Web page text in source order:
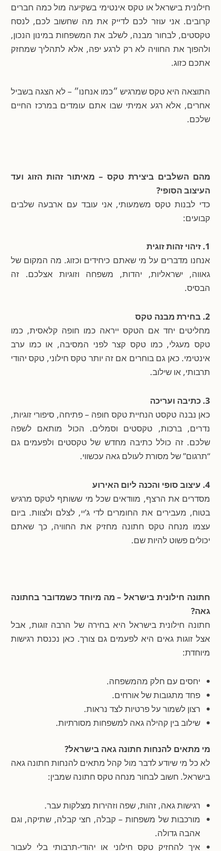
חילונית בישראל או טקס אינטימי בשקיעה מול כמה חברים
קרובים. אני עוזר לכם לדייק את מה שחשוב לכם, לנסח
טקסטים, לבחור מבנה, לשלב את המשפחות במינון הנכון,
ולהפוך את החוויה לא רק לרגע יפה, אלא לתהליך שמחזק
אתכם כזוג.
התוצאה היא טקס שמרגיש ״כמו אנחנו״ – לא הצגה בשביל
אחרים, אלא רגע אמיתי שבו אתם עומדים במרכז החיים
שלכם.
מהם השלבים ביצירת טקס – מאיתור זהות הזוג ועד
העיצוב הסופי?
כדי לבנות טקס משמעותי, אני עובד עם ארבעה שלבים
קבועים:
1. זיהוי זהות זוגית
אנחנו מדברים על מי שאתם כיחידים וכזוג. מה המקום של
גאווה, ישראליות, יהדות, משפחה וזוגיות אצלכם. זה
הבסיס.
2. בחירת מבנה טקס
מחליטים יחד אם הטקס ייראה כמו חופה קלאסית, כמו
טקס מעגלי, כמו טקס קצר לפני המסיבה, או כמו ערב
אינטימי. כאן גם בוחרים אם זה יותר טקס חילוני, טקס יהודי
תרבותי, או שילוב.
3. כתיבה ועריכה
כאן נבנה טקסט הנחיית טקס חופה – פתיחה, סיפורי זוגיות,
נדרים, ברכות, טקסטים וסמלים. הכול מותאם לשפה
שלכם. זה כולל כתיבה מחדש של טקסטים ולפעמים גם
“תרגום” של מסורת לעולם גאה עכשווי.
4. עיצוב סופי והכנה ליום האירוע
מסדרים את הרצף, מוודאים שכל מי ששותף לטקס מרגיש
בטוח, מעבירים את החומרים לדי ג’יי, לצלם ולצוות. ביום
עצמו מנחה טקס חתונה מחזיק את החוויה, כך שאתם
יכולים פשוט להיות שם.
חתונה חילונית בישראל – מה מיוחד כשמדובר בחתונה
גאה?
חתונה חילונית בישראל היא בחירה של הרבה זוגות, אבל
אצל זוגות גאים היא לפעמים גם צורך. כאן נכנסת רגישות
מיוחדת:
יחסים עם חלק מהמשפחה.
פחד מתגובות של אורחים.
רצון לשמור על פרטיות לצד נראות.
שילוב בין קהילה גאה למשפחות מסורתיות.
מי מתאים להנחות חתונה גאה בישראל?
לא כל מי שיודע לדבר מול קהל מתאים להנחות חתונה גאה
בישראל. חשוב לבחור מנחה טקס חתונה שמבין:
רגישות גאה, זהות, שפה וזהירות מצלקות עבר.
מורכבות של משפחות – קבלה, חצי קבלה, שתיקה, וגם
אהבה גדולה.
איך להחזיק טקס חילוני או יהודי-תרבותי בלי לעבור